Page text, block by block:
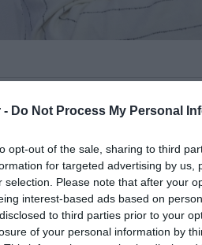
- Do Not Process My Personal
opt-out of the sale, sharing to third
for targeted advertising by us,
selection. Please note that after your
interest-based ads based on
to third parties prior to your
of your personal information by
Ελλάδα να καταστεί
για τη
βρέθηκε στο επίκεντρο
Δελφών 2026, με την
κατάλληλη για να